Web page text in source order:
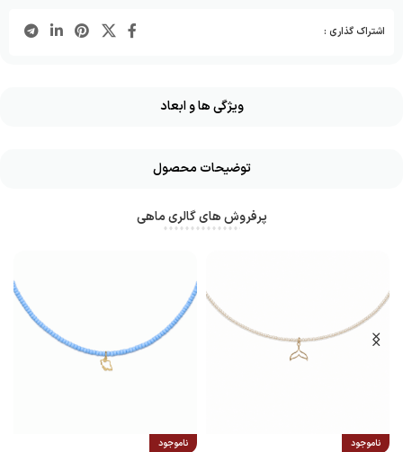
اشتراک گذاری :
ویژگی ها و ابعاد
توضیحات محصول
پرفروش های گالری ماهی
ناموجود ناموجود